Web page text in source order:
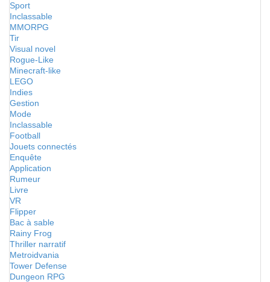
Sport
Inclassable
MMORPG
Tir
Visual novel
Rogue-Like
Minecraft-like
LEGO
Indies
Gestion
Mode
Inclassable
Football
Jouets connectés
Enquête
Application
Rumeur
Livre
VR
Flipper
Bac à sable
Rainy Frog
Thriller narratif
Metroidvania
Tower Defense
Dungeon RPG